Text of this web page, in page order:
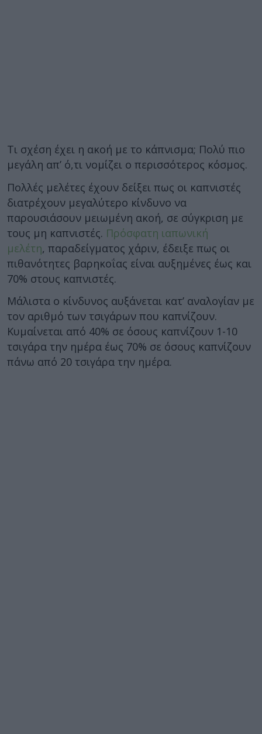
Τι σχέση έχει η ακοή με το κάπνισμα; Πολύ πιο
μεγάλη απ’ ό,τι νομίζει ο περισσότερος κόσμος.
Πολλές μελέτες έχουν δείξει πως οι καπνιστές
διατρέχουν μεγαλύτερο κίνδυνο να
παρουσιάσουν μειωμένη ακοή, σε σύγκριση με
τους μη καπνιστές. Πρόσφατη ιαπωνική
μελέτη, παραδείγματος χάριν, έδειξε πως οι
πιθανότητες βαρηκοΐας είναι αυξημένες έως και
70% στους καπνιστές.
Μάλιστα ο κίνδυνος αυξάνεται κατ’ αναλογίαν με
τον αριθμό των τσιγάρων που καπνίζουν.
Κυμαίνεται από 40% σε όσους καπνίζουν 1-10
τσιγάρα την ημέρα έως 70% σε όσους καπνίζουν
πάνω από 20 τσιγάρα την ημέρα.